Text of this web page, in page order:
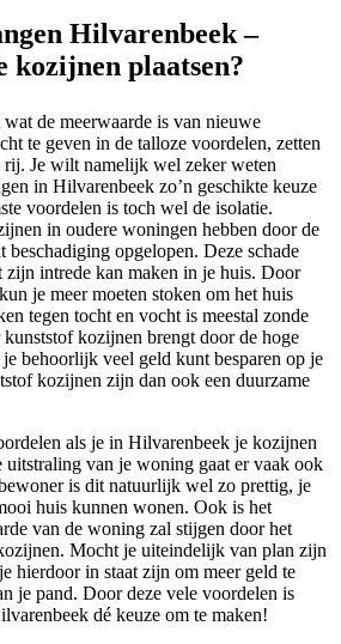
Hilvarenbeek –
kozijnen plaatsen?
de meerwaarde is van nieuwe
te geven in de talloze voordelen, zetten
rij. Je wilt namelijk wel zeker weten
in Hilvarenbeek zo’n geschikte keuze
voordelen is toch wel de isolatie.
in oudere woningen hebben door de
opgelopen. Deze schade
zijn intrede kan maken in je huis. Door
je meer moeten stoken om het huis
tegen tocht en vocht is meestal zonde
kozijnen brengt door de hoge
behoorlijk veel geld kunt besparen op je
kozijnen zijn dan ook een duurzame
als je in Hilvarenbeek je kozijnen
uitstraling van je woning gaat er vaak ook
is dit natuurlijk wel zo prettig, je
huis kunnen wonen. Ook is het
van de woning zal stijgen door het
Mocht je uiteindelijk van plan zijn
hierdoor in staat zijn om meer geld te
je pand. Door deze vele voordelen is
dé keuze om te maken!